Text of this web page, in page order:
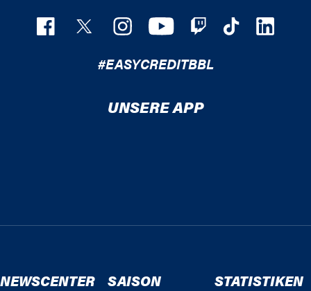
#EASYCREDITBBL
UNSERE APP
NEWSCENTER SAISON STATISTIKEN